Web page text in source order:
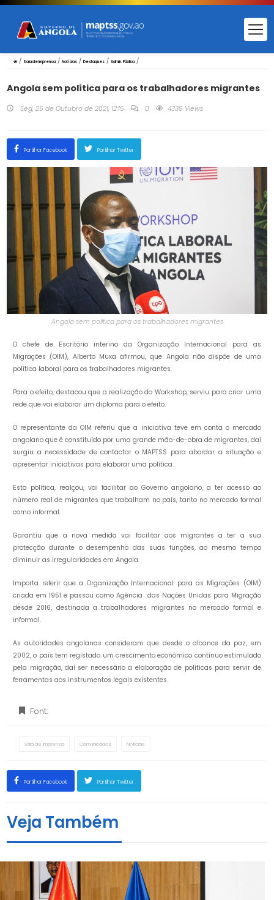
/ Sala de Imprensa/ Notícias/ Destaques/ Admin. Pública/
Angola sem política para os trabalhadores migrantes
Seg, 25 de Outubro de 2021, 12:15 0 4339 Views
Partilhar Facebook Partilhar Twitter
Angola sem política para os trabalhadores migrantes
O chefe de Escritório interino da Organização Internacional para as
Migrações (OIM), Alberto Muxa afirmou, que Angola não dispõe de uma
política laboral para os trabalhadores migrantes.
Para o efeito, destacou que a realização do Workshop, serviu para criar uma
rede que vai elaborar um diploma para o efeito.
O representante da OIM referiu que a iniciativa teve em conta o mercado
angolano que é constituído por uma grande mão-de-obra de migrantes, daí
surgiu a necessidade de contactar o MAPTSS para abordar a situação e
apresentar iniciativas para elaborar uma política.
Esta política, realçou, vai facilitar ao Governo angolano, a ter acesso ao
número real de migrantes que trabalham no país, tanto no mercado formal
como informal.
Garantiu que a nova medida vai facilitar aos migrantes a ter a sua
protecção durante o desempenho das suas funções, ao mesmo tempo
diminuir as irregularidades em Angola.
Importa referir que a Organização Internacional para as Migrações (OIM)
criada em 1951 e passou como Agência das Nações Unidas para Migração
desde 2016, destinada a trabalhadores migrantes no mercado formal e
informal.
As autoridades angolanas consideram que desde o alcance da paz, em
2002, o país tem registado um crescimento económico contínuo estimulado
pela migração, daí ser necessário a elaboração de políticas para servir de
ferramentas aos instrumentos legais existentes.
Font:
Sala de Imprensa Comunicados Notícias
Partilhar Facebook Partilhar Twitter
Veja Também